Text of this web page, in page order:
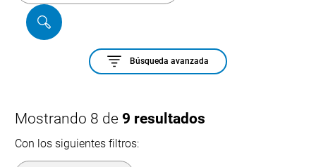
Buscar
Búsqueda avanzada
Mostrando 8 de 9 resultados
Con los siguientes filtros: